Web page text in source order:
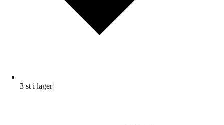
3 st i lager